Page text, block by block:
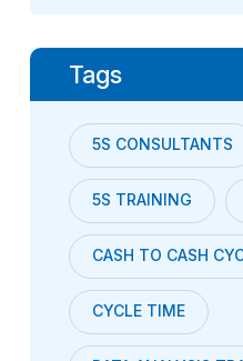
Tags
5S CONSULTANTS
5S TRAINING
CASH TO CASH
CYCLE TIME